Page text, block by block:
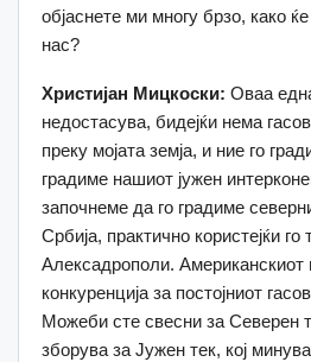
објаснете ми многу брзо, како
нас?
Христијан Мицкоски: Оваа
недостасува, бидејќи нема
преку мојата земја, и ние го
градиме нашиот јужен
започнеме да го градиме
Србија, практично користејќи го
Алексадрополи. Американскиот
конкуренција за постојниот
Можеби сте свесни за Северен
зборува за Јужен тек, кој